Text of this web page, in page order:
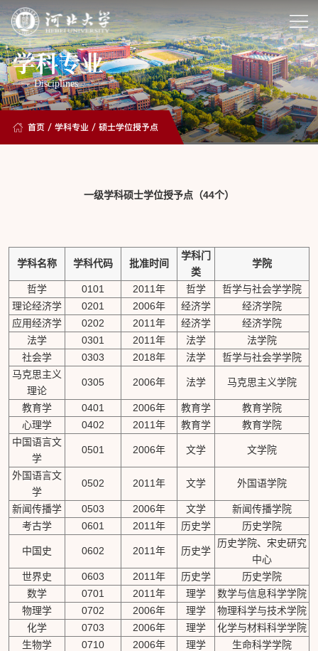
学科专业
Disciplines
首页 /学科专业 /硕士学位授予点
一级学科硕士学位授予点（44个）
学科名称 学科代码 批准时间
学科门
类
学院
哲学 0101 2011年 哲学
哲学与社会学学院
理论经济学
0201 2006年 经济学
经济学院
应用经济学
0202 2011年 经济学
经济学院
法学
0301 2011年 法学
法学院
社会学
0303 2018年 法学
哲学与社会学学院
马克思主义
理论
0305 2006年 法学 马克思主义学院
教育学 0401 2006年 教育学
教育学院
心理学
0402 2011年 教育学
教育学院
中国语言文
学
0501 2006年 文学 文学院
外国语言文
学
0502 2011年 文学 外国语学院
新闻传播学 0503 2006年 文学
新闻传播学院
考古学
0601 2011年 历史学 历史学院
中国史 0602 2011年 历史学
历史学院、宋史研究
中心
世界史
0603 2011年 历史学
历史学院
数学
0701 2011年 理学
数学与信息科学学院
物理学
0702 2006年 理学
物理科学与技术学院
化学
0703 2006年 理学
化学与材料科学学院
生物学
0710 2006年 理学
生命科学学院